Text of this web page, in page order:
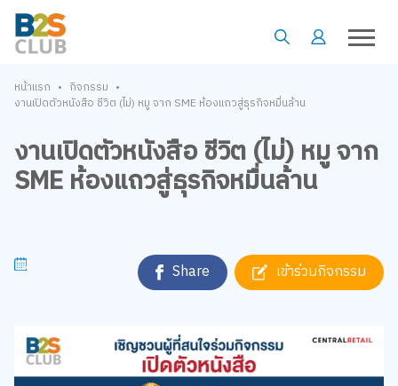
หน้าแรก • กิจกรรม •
งานเปิดตัวหนังสือ ชีวิต (ไม่) หมู จาก SME ห้องแถวสู่ธุรกิจหมื่นล้าน
งานเปิดตัวหนังสือ ชีวิต (ไม่) หมู จาก
SME ห้องแถวสู่ธุรกิจหมื่นล้าน
Share เข้าร่วมกิจกรรม